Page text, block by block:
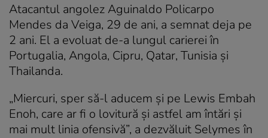
Atacantul angolez Aguinaldo Policarpo
Mendes da Veiga, 29 de ani, a semnat deja pe
2 ani. El a evoluat de-a lungul carierei în
Portugalia, Angola, Cipru, Qatar, Tunisia şi
Thailanda.
„Miercuri, sper să-l aducem și pe Lewis Embah
Enoh, care ar fi o lovitură şi astfel am întări şi
mai mult linia ofensivă”, a dezvăluit Selymes în